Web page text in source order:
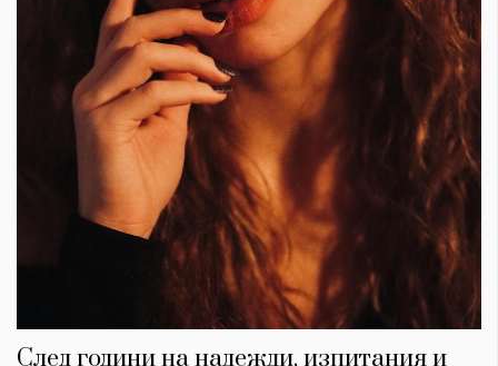
След години на надежди, изпитания и